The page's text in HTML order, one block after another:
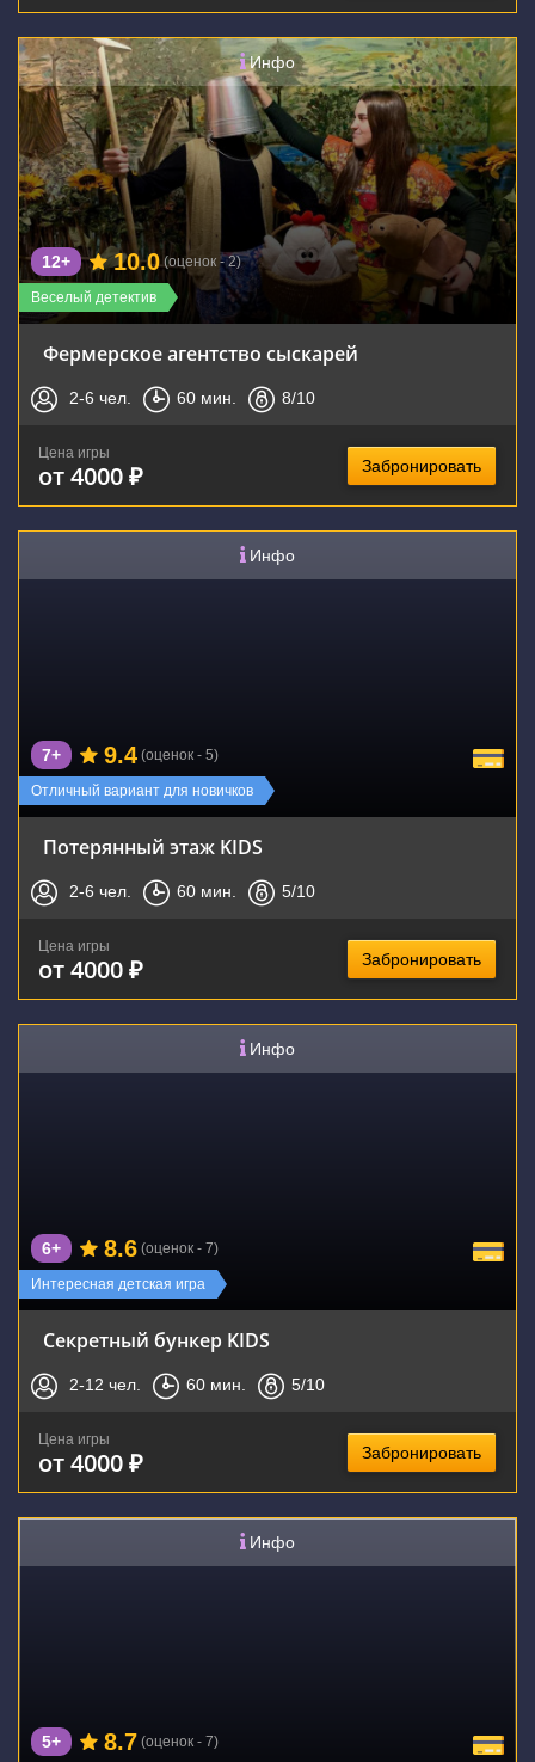
Инфо
Веселый детектив
12+ 10.0 (оценок - 2)
Фермерское агентство сыскарей
2-6 чел. 60 мин. 8/10
Цена игры
от 4000 ₽ Забронировать
Инфо
Отличный вариант для новичков
7+ 9.4 (оценок - 5)
Потерянный этаж KIDS
2-6 чел. 60 мин. 5/10
Цена игры
от 4000 ₽ Забронировать
Инфо
Интересная детская игра
6+ 8.6 (оценок - 7)
Секретный бункер KIDS
2-12 чел. 60 мин. 5/10
Цена игры
от 4000 ₽ Забронировать
Инфо
5+ 8.7 (оценок - 7)